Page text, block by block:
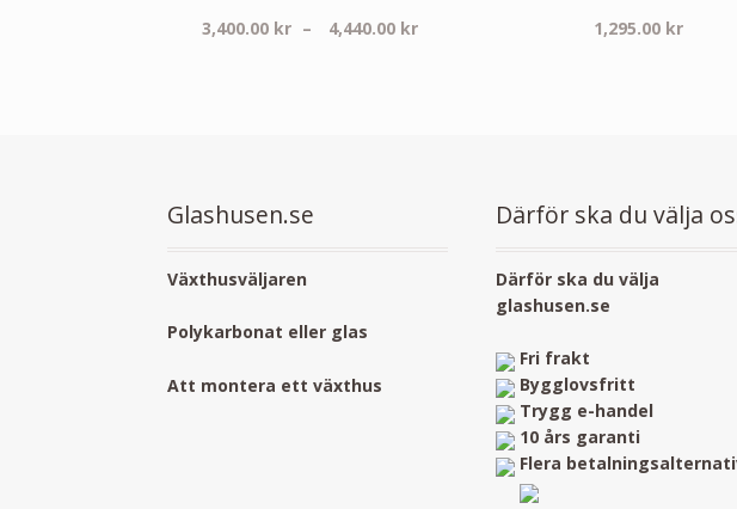
3,400.00 kr – 4,440.00 kr 1,295.00 kr
Glashusen.se
Växthusväljaren
Polykarbonat eller glas
Att montera ett växthus
Därför ska du välja
Därför ska du välja
glashusen.se
Fri frakt
Bygglovsfritt
Trygg e-handel
10 års garanti
Flera